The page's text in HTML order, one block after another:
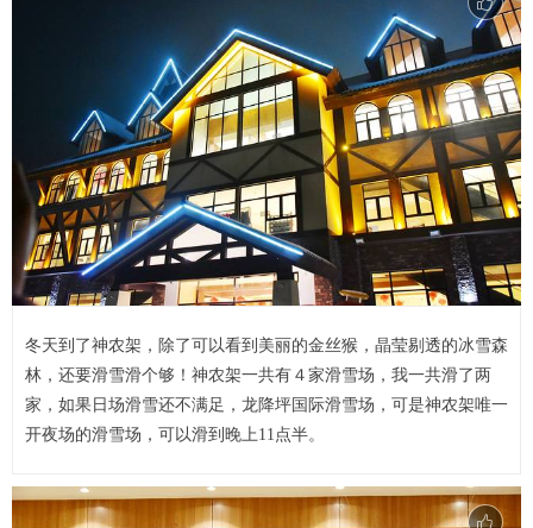
冬天到了神农架，除了可以看到美丽的金丝猴，晶莹剔透的冰雪森
林，还要滑雪滑个够！神农架一共有４家滑雪场，我一共滑了两
家，如果日场滑雪还不满足，龙降坪国际滑雪场，可是神农架唯一
开夜场的滑雪场，可以滑到晚上11点半。